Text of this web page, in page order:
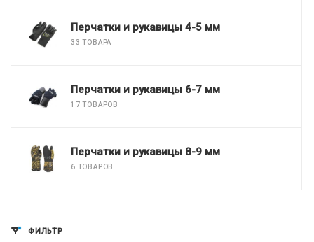
Перчатки и рукавицы 4-5 мм
33 ТОВАРА
Перчатки и рукавицы 6-7 мм
17 ТОВАРОВ
Перчатки и рукавицы 8-9 мм
6 ТОВАРОВ
ФИЛЬТР